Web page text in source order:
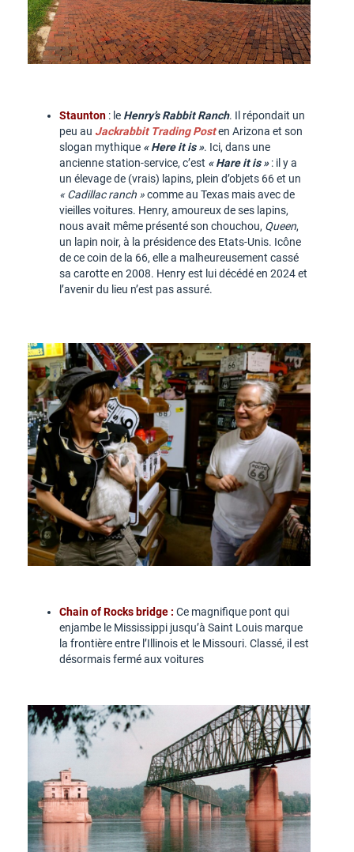
Staunton : le Henry’s Rabbit Ranch. Il répondait un
peu au Jackrabbit Trading Posten Arizona et son
slogan mythique « Here it is ». Ici, dans une
ancienne station-service, c’est « Hare it is »: il y a
un élevage de (vrais) lapins, plein d’objets 66 et un
« Cadillac ranch »comme au Texas mais avec de
vieilles voitures. Henry, amoureux de ses lapins,
nous avait même présenté son chouchou, Queen,
un lapin noir, à la présidence des Etats-Unis. Icône
de ce coin de la 66, elle a malheureusement cassé
sa carotte en 2008. Henry est lui décédé en 2024 et
l’avenir du lieu n’est pas assuré.
Chain of Rocks bridge : Ce magnifique pont qui
enjambe le Mississippi jusqu’à Saint Louis marque
la frontière entre l’Illinois et le Missouri. Classé, il est
désormais fermé aux voitures